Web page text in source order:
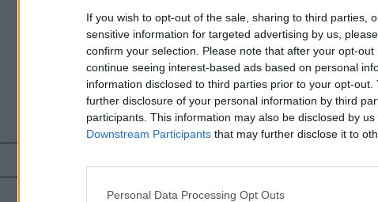
If you wish to opt-out of the sale, sharing to third parties,
sensitive information for targeted advertising by us,
confirm your selection. Please note that after your opt-
continue seeing interest-based ads based on personal
information disclosed to third parties prior to your opt-
further disclosure of your personal information by third
participants. This information may also be disclosed by
Downstream Participants that may further disclose it to
Personal Data Processing Opt Outs